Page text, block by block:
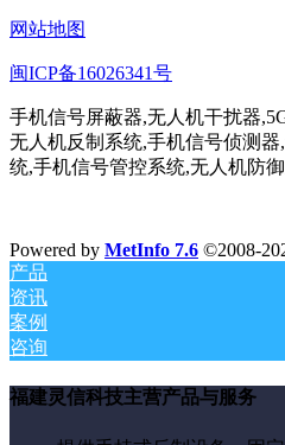
网站地图
闽ICP备16026341号
手机信号屏蔽器,无人机干扰器
无人机反制系统,手机信号侦测
统,手机信号管控系统,无人机防
Powered by MetInfo 7.6 ©2008-
产品
资讯
案例
咨询
福建灵信科技主营产品与服务